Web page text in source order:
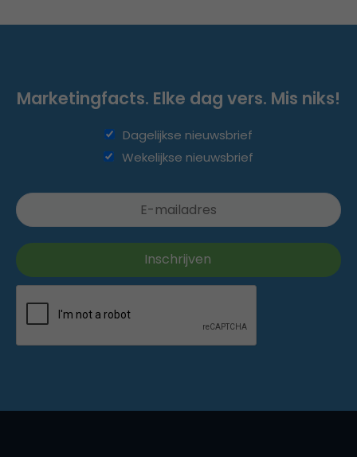
Marketingfacts. Elke dag vers. Mis niks!
Dagelijkse nieuwsbrief
Wekelijkse nieuwsbrief